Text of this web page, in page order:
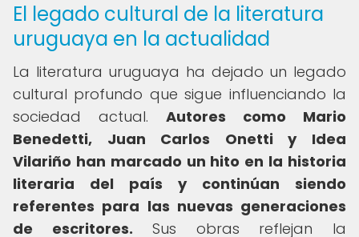
El legado cultural de la literatura
uruguaya en la actualidad
La literatura uruguaya ha dejado un legado
cultural profundo que sigue influenciando la
sociedad actual. Autores como Mario
Benedetti, Juan Carlos Onetti y Idea
Vilariño han marcado un hito en la historia
literaria del país y continúan siendo
referentes para las nuevas generaciones
de escritores. Sus obras reflejan la